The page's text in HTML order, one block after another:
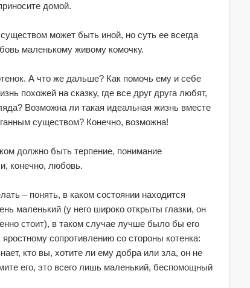
домой.
может быть иной, но суть ее всегда
маленькому живому комочку.
А что же дальше? Как помочь ему и себе
похожей на сказку, где все друг друга любят,
Возможна ли такая идеальная жизнь вместе
существом? Конечно, возможна!
должно быть терпение, понимание
конечно, любовь.
– понять, в каком состоянии находится
маленький (у него широко открыты глазки, он
стоит), в таком случае лучше было бы его
сопротивлению со стороны котенка:
кто вы, хотите ли ему добра или зла, он не
его, это всего лишь маленький, беспомощный